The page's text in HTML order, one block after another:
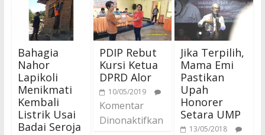
Bahagia
Nahor
Lapikoli
Menikmati
Kembali
Listrik Usai
Badai Seroja
PDIP Rebut
Kursi Ketua
DPRD Alor
10/05/2019
Komentar
Dinonaktifkan
Jika Terpilih,
Mama Emi
Pastikan
Upah
Honorer
Setara UMP
13/05/2018